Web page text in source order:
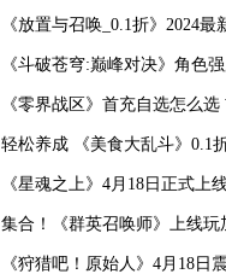
《放置与召唤_0.1折》2024最
《斗破苍穹:巅峰对决》角色强度排
《零界战区》首充自选怎么
轻松养成 《美食大乱斗》0.1
《星魂之上》4月18日正式上
集合！《群英召唤师》上线玩
《狩猎吧！原始人》4月18日